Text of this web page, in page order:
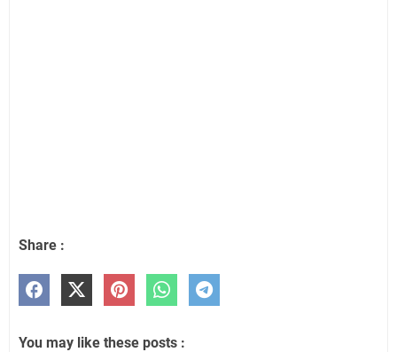
Share :
You may like these posts :